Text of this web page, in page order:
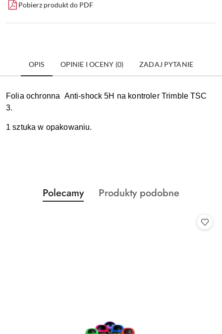
Pobierz produkt do PDF
OPIS OPINIE I OCENY (0) ZADAJ PYTANIE
Folia ochronna Anti-shock 5H na kontroler Trimble TSC
3.
1 sztuka w opakowaniu.
Pomiń karuzelę produktów
Produkty
o
Polecamy
Produkty
Produkty podobne